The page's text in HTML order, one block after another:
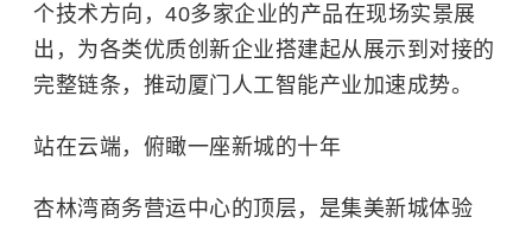
个技术方向，40多家企业的产品在现场实景展
出，为各类优质创新企业搭建起从展示到对接的
完整链条，推动厦门人工智能产业加速成势。
站在云端，俯瞰一座新城的十年
杏林湾商务营运中心的顶层，是集美新城体验